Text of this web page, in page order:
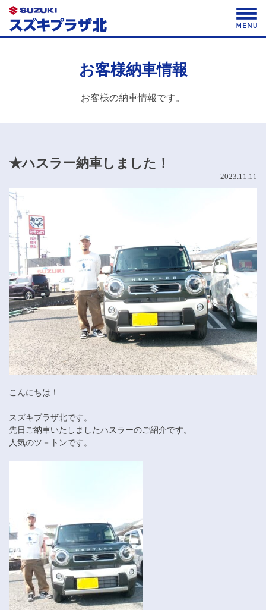
Skip
content
お客様納車情報
お客様の納車情報です。
★ハスラー納車しました！
2023.11.11
こんにちは！
スズキプラザ北です。
先日ご納車いたしましたハスラーのご紹介です。
人気のツ－トンです。